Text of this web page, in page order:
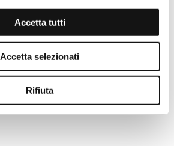
Accetta tutti
Accetta selezionati
Rifiuta